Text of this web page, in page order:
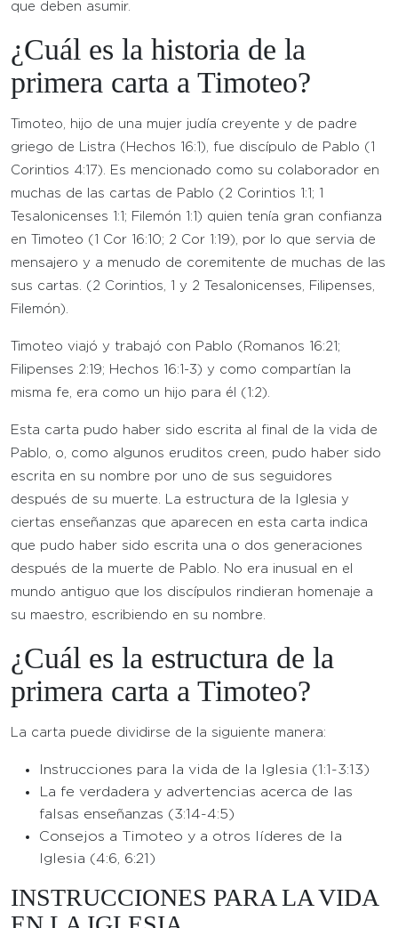
que deben asumir.
¿Cuál es la historia de la
primera carta a Timoteo?
Timoteo, hijo de una mujer judía creyente y de padre
griego de Listra (Hechos 16:1), fue discípulo de Pablo (1
Corintios 4:17). Es mencionado como su colaborador en
muchas de las cartas de Pablo (2 Corintios 1:1; 1
Tesalonicenses 1:1; Filemón 1:1) quien tenía gran confianza
en Timoteo (1 Cor 16:10; 2 Cor 1:19), por lo que servia de
mensajero y a menudo de coremitente de muchas de las
sus cartas. (2 Corintios, 1 y 2 Tesalonicenses, Filipenses,
Filemón).
Timoteo viajó y trabajó con Pablo (Romanos 16:21;
Filipenses 2:19; Hechos 16:1-3) y como compartían la
misma fe, era como un hijo para él (1:2).
Esta carta pudo haber sido escrita al final de la vida de
Pablo, o, como algunos eruditos creen, pudo haber sido
escrita en su nombre por uno de sus seguidores
después de su muerte. La estructura de la Iglesia y
ciertas enseñanzas que aparecen en esta carta indica
que pudo haber sido escrita una o dos generaciones
después de la muerte de Pablo. No era inusual en el
mundo antiguo que los discípulos rindieran homenaje a
su maestro, escribiendo en su nombre.
¿Cuál es la estructura de la
primera carta a Timoteo?
La carta puede dividirse de la siguiente manera:
Instrucciones para la vida de la Iglesia (1:1-3:13)
La fe verdadera y advertencias acerca de las
falsas enseñanzas (3:14-4:5)
Consejos a Timoteo y a otros líderes de la
Iglesia (4:6, 6:21)
INSTRUCCIONES PARA LA VIDA